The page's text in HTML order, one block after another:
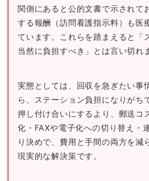
関側にあると公的文書で示されて
する報酬（訪問看護指示料）も医
ています。これらを踏まえると「
当然に負担すべき」とは言い切れ
実態としては、回収を急ぎたい事
ら、ステーション負担になりがち
押し付け合いにするより、郵送コ
化・FAXや電子化への切り替え・
り決めで、費用と手間の両方を減
現実的な解決策です。